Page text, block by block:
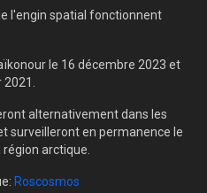
l'engin spatial fonctionnent
le 16 décembre 2023 et
alternativement dans les
surveilleront en permanence le
arctique.
Roscosmos